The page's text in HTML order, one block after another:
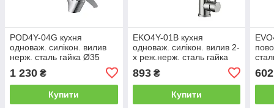
POD4Y-04G кухня
одноваж. силікон. вилив
нерж. сталь гайка Ø35
1 230 ₴
Купити
EKO4Y-01B кухня
одноваж. силікон. вилив 2-
х реж.нерж. сталь гайка
893₴
Купити
602